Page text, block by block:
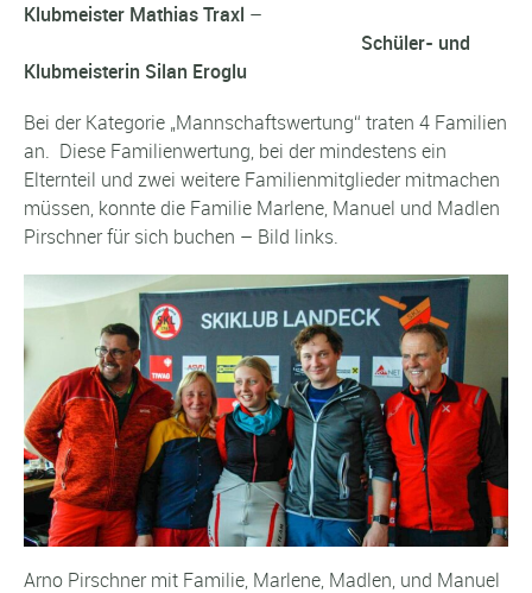
Klubmeister Mathias Traxl –
Schüler- und
Klubmeisterin Silan Eroglu
Bei der Kategorie „Mannschaftswertung“ traten 4 Familien
an. Diese Familienwertung, bei der mindestens ein
Elternteil und zwei weitere Familienmitglieder mitmachen
müssen, konnte die Familie Marlene, Manuel und Madlen
Pirschner für sich buchen – Bild links.
Arno Pirschner mit Familie, Marlene, Madlen, und Manuel